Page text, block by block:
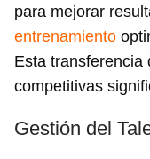
para mejorar
entrenamiento
Esta transferencia
competitivas
Gestión del